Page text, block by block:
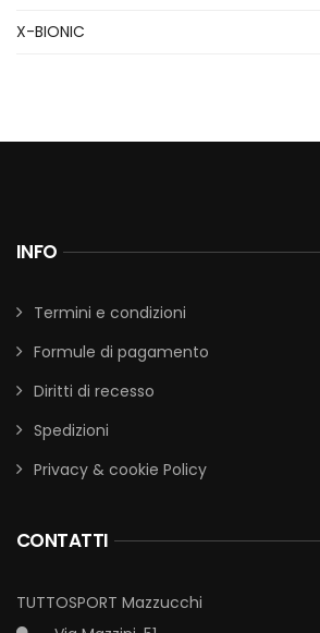
X-BIONIC
INFO
Termini e condizioni
Formule di pagamento
Diritti di recesso
Spedizioni
Privacy & cookie Policy
CONTATTI
TUTTOSPORT Mazzucchi